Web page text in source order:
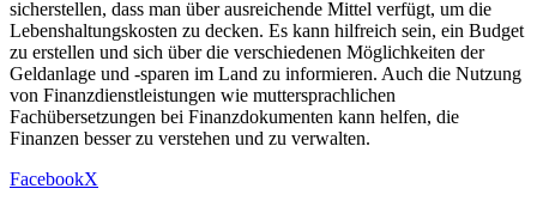
sicherstellen, dass man über ausreichende Mittel verfügt, um die
Lebenshaltungskosten zu decken. Es kann hilfreich sein, ein Budget
zu erstellen und sich über die verschiedenen Möglichkeiten der
Geldanlage und -sparen im Land zu informieren. Auch die Nutzung
von Finanzdienstleistungen wie muttersprachlichen
Fachübersetzungen bei Finanzdokumenten kann helfen, die
Finanzen besser zu verstehen und zu verwalten.
FacebookX